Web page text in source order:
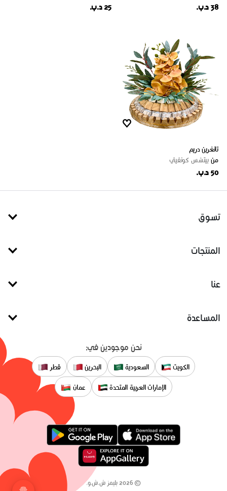
38 د.ب. 25 د.ب.
تانغرين دريم
من بيتشس كونفيتي
50 د.ب.
تسوق
المنتجات
عنا
المساعدة
نحن موجودين في:
الكويت السعودية البحرين قطر
الإمارات العربية المتحدة عمان
©
2026 بليمز ش.ش.و.